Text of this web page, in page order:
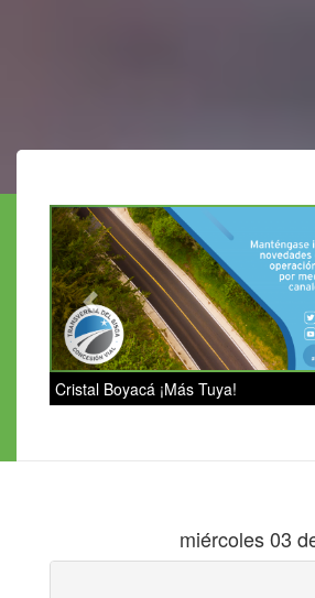
Previous
Cristal Boyacá ¡Más Tuya!
miércoles 03